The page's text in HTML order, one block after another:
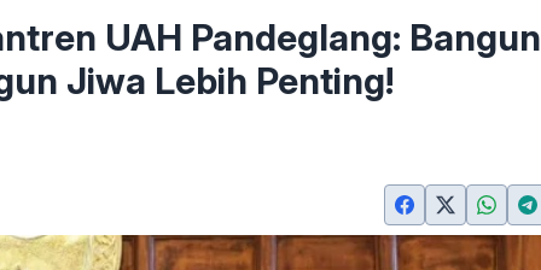
UAH Pandeglang: Bangun
Jiwa Lebih Penting!